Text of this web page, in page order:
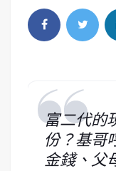
富二代的
份？基哥
金錢、父